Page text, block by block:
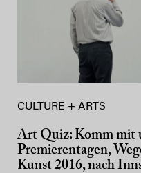
CULTURE + ARTS
Art Quiz: Komm mit
Premierentagen,
Kunst 2016, nach